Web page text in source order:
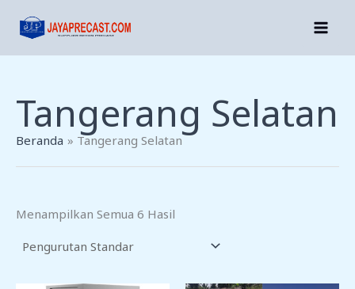
Tangerang Selatan
Beranda Tangerang Selatan
Menampilkan Semua 6 Hasil